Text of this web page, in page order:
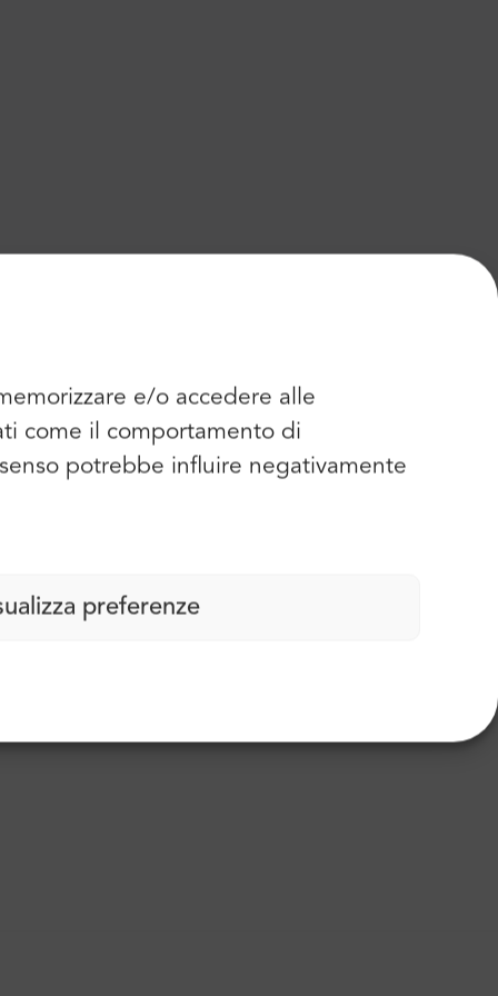
e/o accedere alle
come il comportamento di
potrebbe influire negativamente
preferenze